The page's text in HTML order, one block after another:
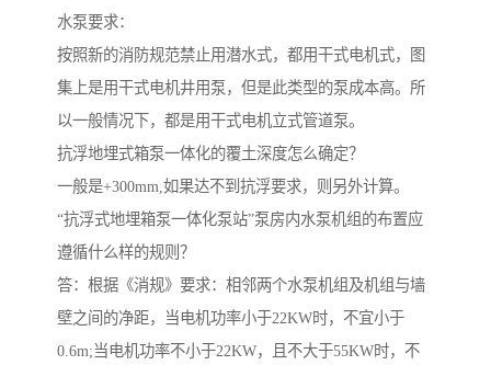
水泵要求：
按照新的消防规范禁止用潜水式，都用干式电机式，图
集上是用干式电机井用泵，但是此类型的泵成本高。所
以一般情况下，都是用干式电机立式管道泵。
抗浮地埋式箱泵一体化的覆土深度怎么确定？
一般是+300mm,如果达不到抗浮要求，则另外计算。
“抗浮式地埋箱泵一体化泵站”泵房内水泵机组的布置应
遵循什么样的规则？
答：根据《消规》要求：相邻两个水泵机组及机组与墙
壁之间的净距，当电机功率小于22KW时，不宜小于
0.6m;当电机功率不小于22KW，且不大于55KW时，不